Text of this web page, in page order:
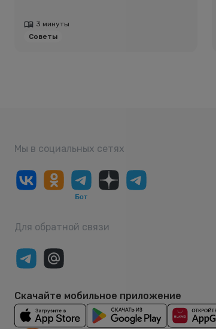
3 минуты
Советы
Мы в социальных сетях
Для обратной связи
Скачайте мобильное приложение